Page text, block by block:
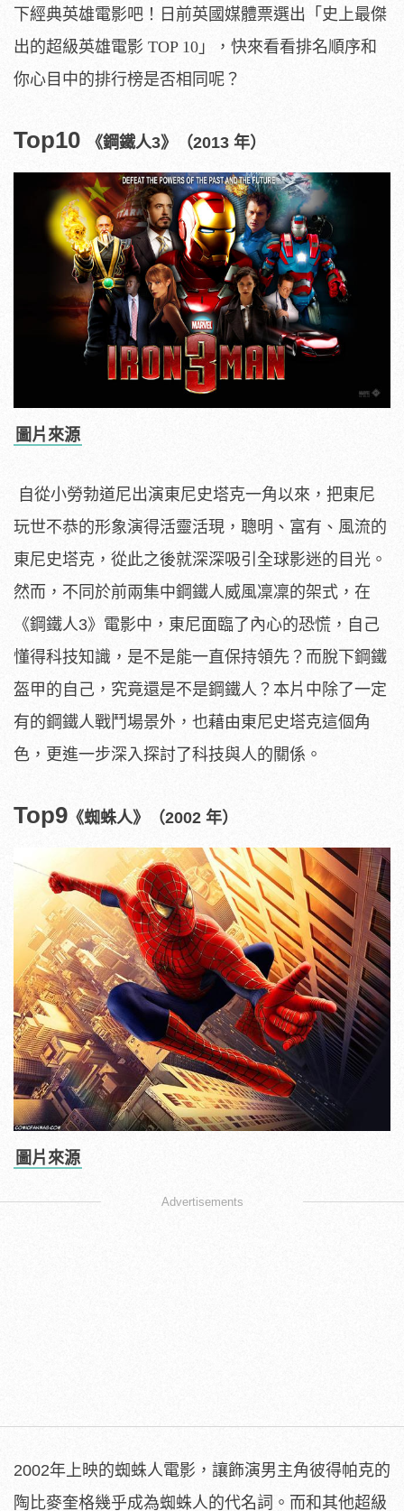
下經典英雄電影吧！ 日前英國媒體票選出「史上最傑
出的超級英雄電影 TOP 10」，快來看看排名順序和
你心目中的排行榜是否相同呢？
Top10 《鋼鐵人3》（2013 年）
圖片來源
自從小勞勃道尼出演東尼史塔克一角以來，把東尼
玩世不恭的形象演得活靈活現，聰明、富有、風流的
東尼史塔克，從此之後就深深吸引全球影迷的目光 。
然而， 不同於前兩集中鋼鐵人威風凜凜的架式，在
《鋼鐵人3》電影中，東尼面臨了內心的恐慌，自己
懂得科技知識，是不是能一直保持領先？而脫下鋼鐵
盔甲的自己，究竟還是不是鋼鐵人？本片中除了一定
有的鋼鐵人戰鬥場景外，也藉由東尼史塔克這個角
色，更進一步深入探討了科技與人的關係 。
Top9 《蜘蛛人》（2002 年）
圖片來源
Advertisements
2002年上映的蜘蛛人電影，讓飾演男主角彼得帕克的
陶比麥奎格幾乎成為蜘蛛人的代名詞。而和其他超級